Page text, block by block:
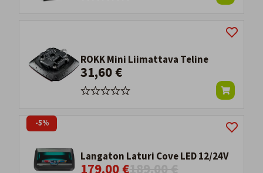
ROKK Mini Liimattava Teline
31,60 €
Langaton Laturi Cove LED 12/24V
-5%